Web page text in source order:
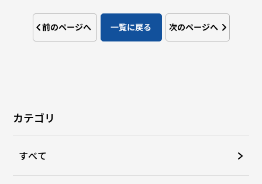
前のページへ 一覧に戻る 次のページへ
カテゴリ
すべて